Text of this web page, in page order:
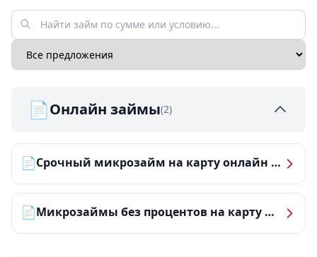
📄Онлайн займы(2)
📄 Срочный микрозайм на карту онлайн — получить деньги за 5 минут
📄 Микрозаймы без процентов на карту — ТОП-10 за 2026 год